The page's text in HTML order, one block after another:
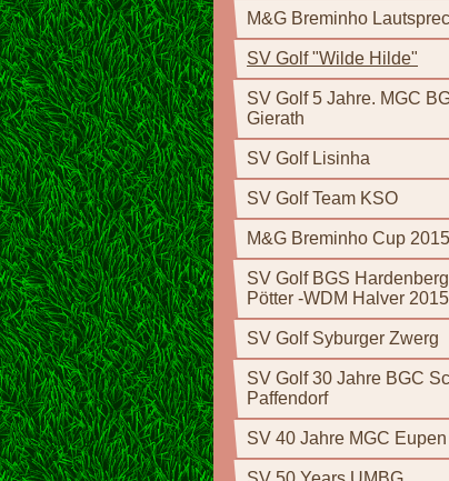
M&G Breminho
SV Golf "Wilde Hilde"
SV Golf 5 Jahre. MGC
Gierath
SV Golf Lisinha
SV Golf Team KSO
M&G Breminho Cup 2015
SV Golf BGS
Pötter -WDM Halver 2015
SV Golf Syburger Zwerg
SV Golf 30 Jahre BGC
Paffendorf
SV 40 Jahre MGC Eupen